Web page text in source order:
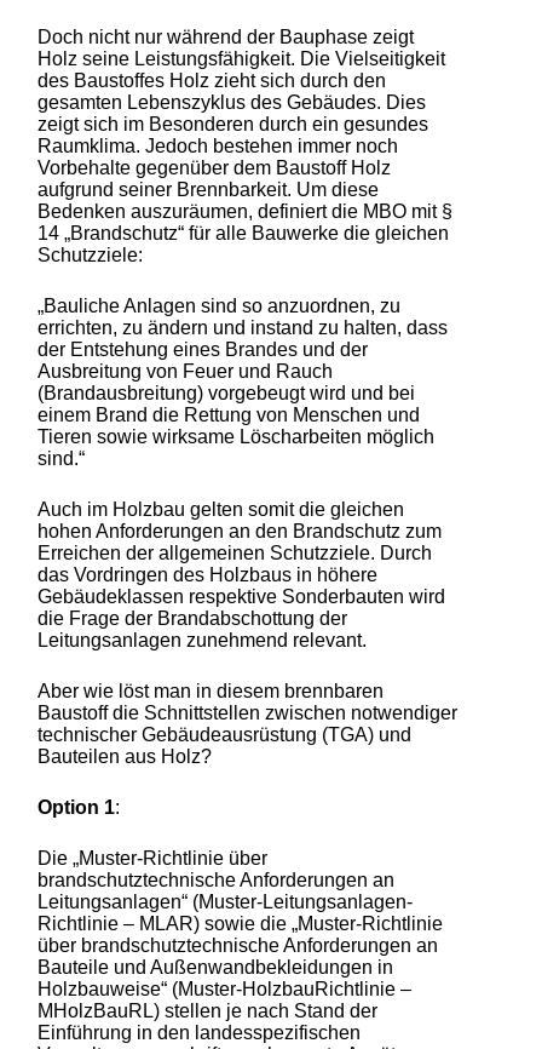
Doch nicht nur während der Bauphase zeigt
Holz seine Leistungsfähigkeit. Die Vielseitigkeit
des Baustoffes Holz zieht sich durch den
gesamten Lebenszyklus des Gebäudes. Dies
zeigt sich im Besonderen durch ein gesundes
Raumklima. Jedoch bestehen immer noch
Vorbehalte gegenüber dem Baustoff Holz
aufgrund seiner Brennbarkeit. Um diese
Bedenken auszuräumen, definiert die MBO mit §
14 „Brandschutz“ für alle Bauwerke die gleichen
Schutzziele:
„Bauliche Anlagen sind so anzuordnen, zu
errichten, zu ändern und instand zu halten, dass
der Entstehung eines Brandes und der
Ausbreitung von Feuer und Rauch
(Brandausbreitung) vorgebeugt wird und bei
einem Brand die Rettung von Menschen und
Tieren sowie wirksame Löscharbeiten möglich
sind.“
Auch im Holzbau gelten somit die gleichen
hohen Anforderungen an den Brandschutz zum
Erreichen der allgemeinen Schutzziele. Durch
das Vordringen des Holzbaus in höhere
Gebäudeklassen respektive Sonderbauten wird
die Frage der Brandabschottung der
Leitungsanlagen zunehmend relevant.
Aber wie löst man in diesem brennbaren
Baustoff die Schnittstellen zwischen notwendiger
technischer Gebäudeausrüstung (TGA) und
Bauteilen aus Holz?
Option 1:
Die „Muster-Richtlinie über
brandschutztechnische Anforderungen an
Leitungsanlagen“ (Muster-Leitungsanlagen-
Richtlinie – MLAR) sowie die „Muster-Richtlinie
über brandschutztechnische Anforderungen an
Bauteile und Außenwandbekleidungen in
Holzbauweise“ (Muster-HolzbauRichtlinie –
MHolzBauRL) stellen je nach Stand der
Einführung in den landesspezifischen